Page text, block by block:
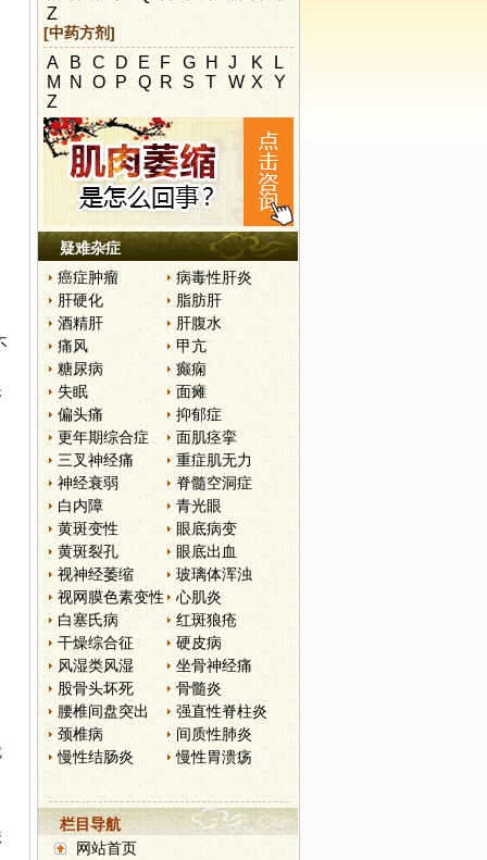
Z
[中药方剂]
A B C D E F G H J K
L
M N O P Q R S T W X
Y
Z
疑难杂症
癌症肿瘤
病毒性肝炎
肝硬化
脂肪肝
酒精肝
肝腹水
痛风
甲亢
糖尿病
癫痫
失眠
面瘫
偏头痛
抑郁症
更年期综合症
面肌痉挛
三叉神经痛
重症肌无力
神经衰弱
脊髓空洞症
白内障
青光眼
黄斑变性
眼底病变
黄斑裂孔
眼底出血
视神经萎缩
玻璃体浑浊
视网膜色素变性
心肌炎
白塞氏病
红斑狼疮
干燥综合征
硬皮病
风湿类风湿
坐骨神经痛
股骨头坏死
骨髓炎
腰椎间盘突出
强直性脊柱炎
颈椎病
间质性肺炎
慢性结肠炎
慢性胃溃疡
栏目导航
网站首页